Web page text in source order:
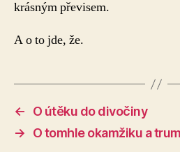
krásným převisem.
A o to jde, že.
←
O útěku do divočiny
→
O tomhle okamžiku a